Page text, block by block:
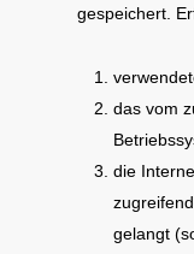
gespeichert.
das vom
die
gelangt